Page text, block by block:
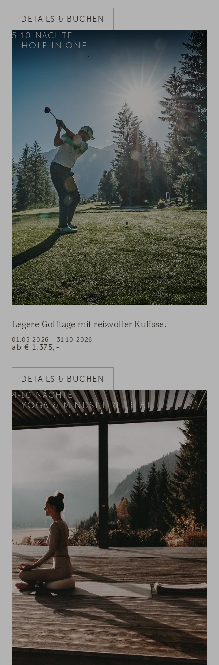
DETAILS & BUCHEN
HOLE IN ONE
5-10 NÄCHTE
Legere Golftage mit reizvoller Kulisse.
ab € 1.375,-
01.05.2026 - 31.10.2026
DETAILS & BUCHEN
YOGA & MINDSET RETREAT
4-10NÄCHTE